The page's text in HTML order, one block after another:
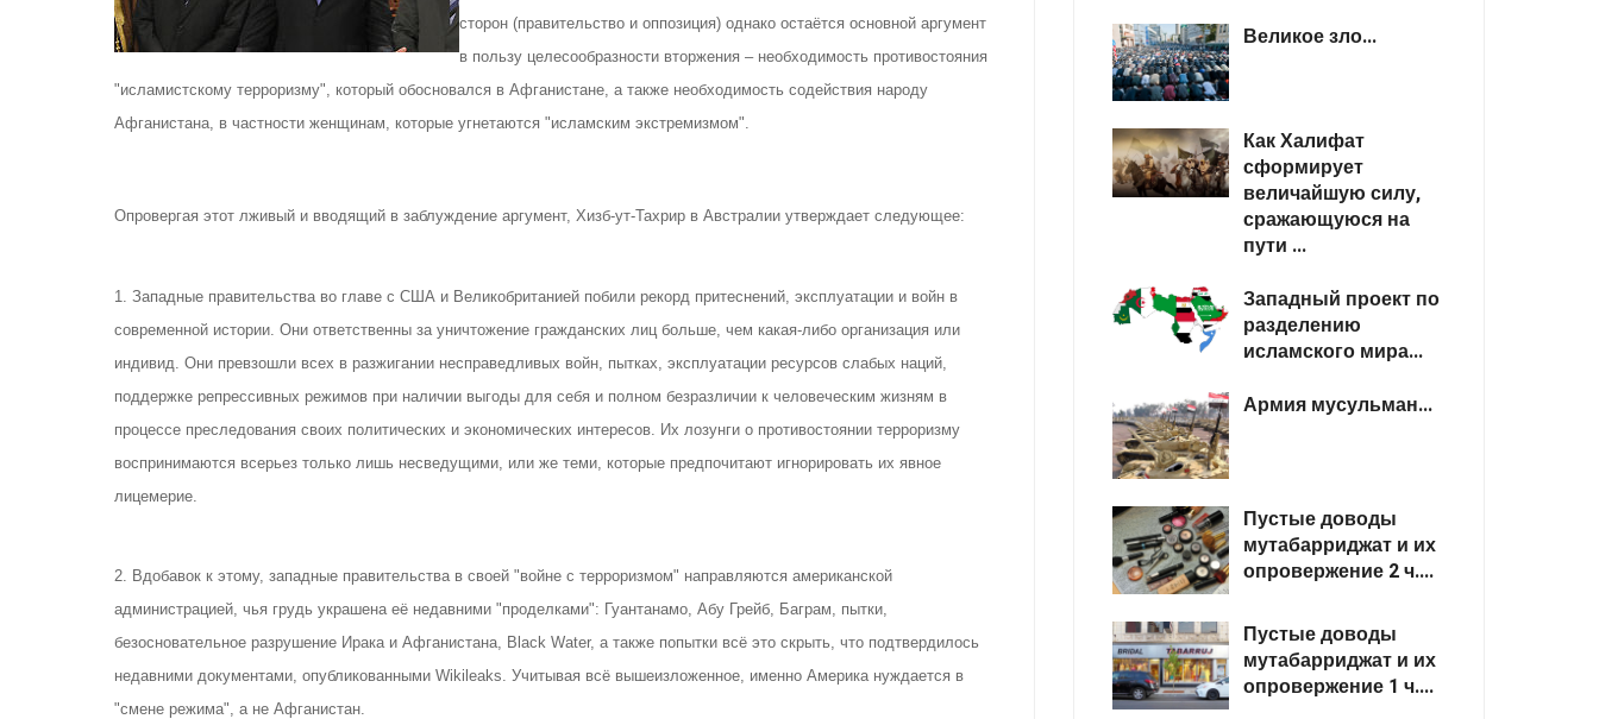
сторон (правительство и оппозиция) однако остаётся основной аргумент
в пользу целесообразности вторжения – необходимость противостояния
"исламистскому терроризму", который обосновался в Афганистане, а также необходимость содействия народу
Афганистана, в частности женщинам, которые угнетаются "исламским экстремизмом".
Опровергая этот лживый и вводящий в заблуждение аргумент, Хизб-ут-Тахрир в Австралии утверждает следующее:
1. Западные правительства во главе с США и Великобританией побили рекорд притеснений, эксплуатации и войн в
современной истории. Они ответственны за уничтожение гражданских лиц больше, чем какая-либо организация или
индивид. Они превзошли всех в разжигании несправедливых войн, пытках, эксплуатации ресурсов слабых наций,
поддержке репрессивных режимов при наличии выгоды для себя и полном безразличии к человеческим жизням в
процессе преследования своих политических и экономических интересов. Их лозунги о противостоянии терроризму
воспринимаются всерьез только лишь несведущими, или же теми, которые предпочитают игнорировать их явное
лицемерие.
2. Вдобавок к этому, западные правительства в своей "войне с терроризмом" направляются американской
администрацией, чья грудь украшена её недавними "проделками": Гуантанамо, Абу Грейб, Баграм, пытки,
безосновательное разрушение Ирака и Афганистана, Black Water, а также попытки всё это скрыть, что подтвердилось
недавними документами, опубликованными Wikileaks. Учитывая всё вышеизложенное, именно Америка нуждается в
"смене режима", а не Афганистан.
Великое зло...
Как Халифат
сформирует
величайшую силу,
сражающуюся на
пути ...
Западный проект по
разделению
исламского мира...
Армия мусульман...
Пустые доводы
мутабарриджат и их
опровержение 2 ч....
Пустые доводы
мутабарриджат и их
опровержение 1 ч....